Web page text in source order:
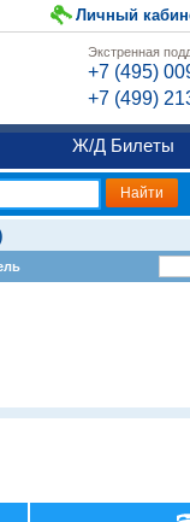
Личный
Экстренная
+7 (495)
+7 (499)
Ж/Д Билеты